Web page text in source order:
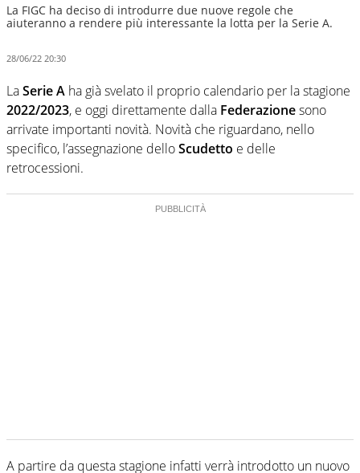
La FIGC ha deciso di introdurre due nuove regole che
aiuteranno a rendere più interessante la lotta per la Serie A.
28/06/22 20:30
LaSerie A ha già svelato il proprio calendario per la stagione
2022/2023, e oggi direttamente dalla Federazionesono
arrivate importanti novità. Novità che riguardano, nello
specifico, l’assegnazione delloScudetto e delle
retrocessioni.
A partire da questa stagione infatti verrà introdotto un nuovo